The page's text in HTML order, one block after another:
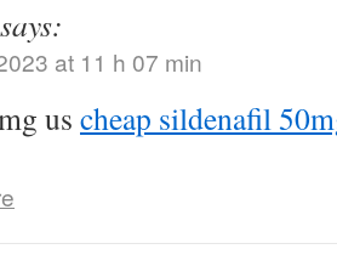
says:
at 11 h 07 min
us cheap sildenafil